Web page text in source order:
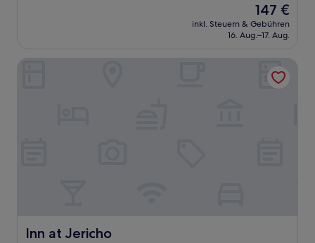
Der
Preis
beträgt
147 €
inkl. Steuern & Gebühren
16. Aug.–17. Aug.
Inn at Jericho
Inn at Jericho